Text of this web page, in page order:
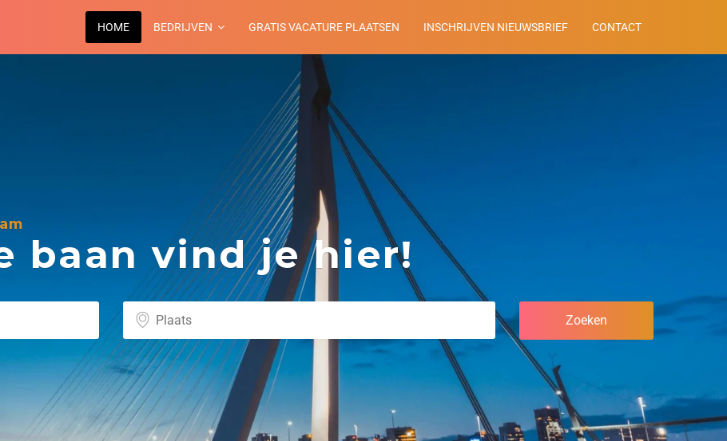
HOME BEDRIJVEN GRATIS VACATURE PLAATSEN INSCHRIJVEN NIEUWSBRIEF CONTACT
baan vind je hier!